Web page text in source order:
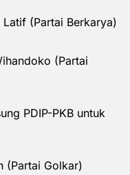
(Partai Berkarya)
(Partai
PDIP-PKB untuk
(Partai Golkar)